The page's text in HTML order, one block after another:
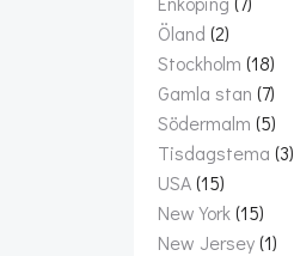
Öland (2)
Stockholm (18)
Gamla stan (7)
Södermalm (5)
Tisdagstema (3)
USA(15)
New York(15)
New Jersey(1)